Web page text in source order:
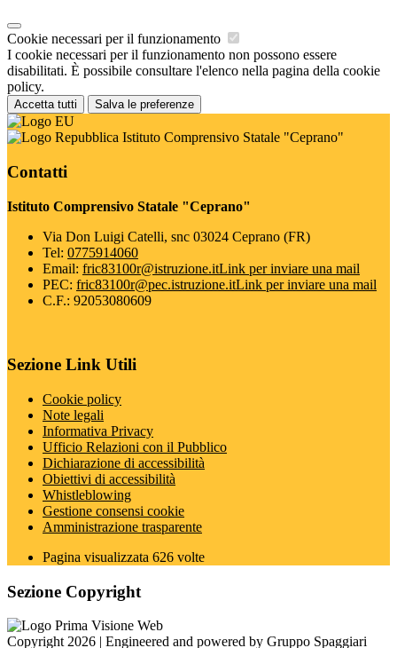
Cookie necessari per il funzionamento
I cookie necessari per il funzionamento non possono essere
disabilitati. È possibile consultare l'elenco nella pagina della cookie
policy.
Accetta tutti Salva le preferenze
Istituto Comprensivo Statale "Ceprano"
Contatti
Istituto Comprensivo Statale "Ceprano"
Via Don Luigi Catelli, snc 03024 Ceprano (FR)
Tel: 0775914060
Email: fric83100r@istruzione.itLink per inviare una mail
PEC: fric83100r@pec.istruzione.itLink per inviare una mail
C.F.: 92053080609
Sezione Link Utili
Cookie policy
Note legali
Informativa Privacy
Ufficio Relazioni con il Pubblico
Dichiarazione di accessibilità
Obiettivi di accessibilità
Whistleblowing
Gestione consensi cookie
Amministrazione trasparente
Pagina visualizzata 626 volte
Sezione Copyright
Copyright 2026 | Engineered and powered by Gruppo Spaggiari